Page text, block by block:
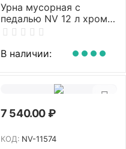
Урна мусорная с
педалью NV 12 л хром
NV-BIN12L
В наличии:
7 540.00₽
КОД: NV-11574